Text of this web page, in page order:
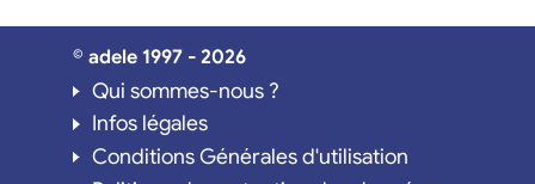
© adele 1997 - 2026
Qui sommes-nous ?
Infos légales
Conditions Générales d'utilisation